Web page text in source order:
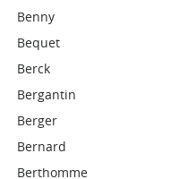
Benny
Bequet
Berck
Bergantin
Berger
Bernard
Berthomme